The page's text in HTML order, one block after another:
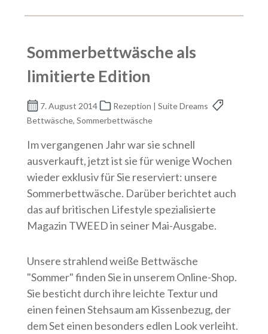
Sommerbettwäsche als
limitierte Edition
7. August 2014
Rezeption | Suite Dreams
Bettwäsche, Sommerbettwäsche
Im vergangenen Jahr war sie schnell
ausverkauft, jetzt ist sie für wenige Wochen
wieder exklusiv für Sie reserviert: unsere
Sommerbettwäsche. Darüber berichtet auch
das auf britischen Lifestyle spezialisierte
Magazin TWEED in seiner Mai-Ausgabe.
Unsere strahlend weiße Bettwäsche
"Sommer" finden Sie in unserem Online-Shop.
Sie besticht durch ihre leichte Textur und
einen feinen Stehsaum am Kissenbezug, der
dem Set einen besonders edlen Look verleiht.